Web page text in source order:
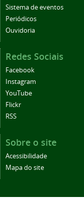
Sistema de eventos
Periódicos
Ouvidoria
Redes Sociais
Facebook
Instagram
YouTube
Flickr
RSS
Sobre o site
Acessibilidade
Mapa do site